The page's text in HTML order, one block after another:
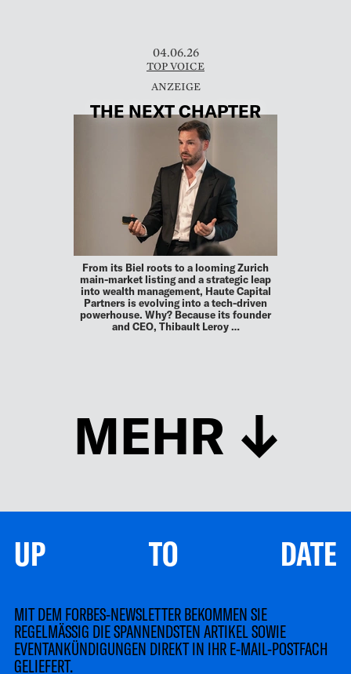
04.06.26
TOP VOICE
THE NEXT CHAPTER
From its Biel roots to a looming Zurich
main-market listing and a strategic leap
into wealth management, Haute Capital
Partners is evolving into a tech-driven
powerhouse. Why? Because its founder
and CEO, Thibault Leroy …
MEHR
UP TO DATE
MIT DEM FORBES-NEWSLETTER BEKOMMEN SIE
REGELMÄSSIG DIE SPANNENDSTEN ARTIKEL SOWIE
EVENTANKÜNDIGUNGEN DIREKT IN IHR E-MAIL-POSTFACH
GELIEFERT.